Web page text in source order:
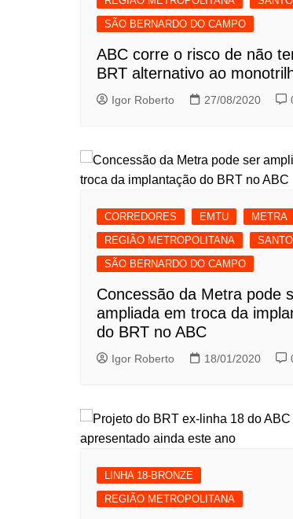
SÃO BERNARDO DO CAMPO
ABC corre o risco de não
BRT alternativo ao
Igor Roberto 27/08/2020
CORREDORES EMTU
METRA
REGIÃO METROPOLITANA
SÃO BERNARDO DO CAMPO
Concessão da Metra pode
ampliada em troca da
do BRT no ABC
Igor Roberto 18/01/2020
LINHA 18-BRONZE
REGIÃO METROPOLITANA